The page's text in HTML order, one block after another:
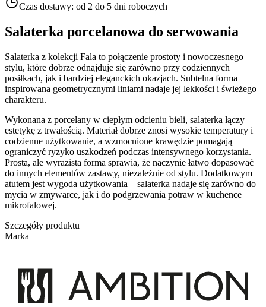
Czas dostawy: od 2 do 5 dni roboczych
Salaterka porcelanowa do serwowania
Salaterka z kolekcji Fala to połączenie prostoty i nowoczesnego
stylu, które dobrze odnajduje się zarówno przy codziennych
posiłkach, jak i bardziej eleganckich okazjach. Subtelna forma
inspirowana geometrycznymi liniami nadaje jej lekkości i świeżego
charakteru.
Wykonana z porcelany w ciepłym odcieniu bieli, salaterka łączy
estetykę z trwałością. Materiał dobrze znosi wysokie temperatury i
codzienne użytkowanie, a wzmocnione krawędzie pomagają
ograniczyć ryzyko uszkodzeń podczas intensywnego korzystania.
Prosta, ale wyrazista forma sprawia, że naczynie łatwo dopasować
do innych elementów zastawy, niezależnie od stylu. Dodatkowym
atutem jest wygoda użytkowania – salaterka nadaje się zarówno do
mycia w zmywarce, jak i do podgrzewania potraw w kuchence
mikrofalowej.
Szczegóły produktu
Marka